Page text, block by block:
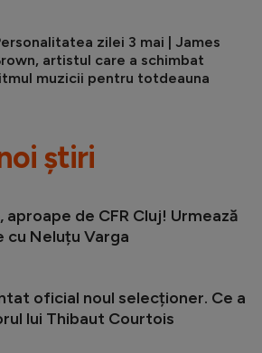
zilei 3 mai | James
artistul care a schimbat
muzicii pentru totdeauna
știri
aproape de CFR Cluj! Urmează
cu Neluțu Varga
oficial noul selecționer. Ce a
lui Thibaut Courtois